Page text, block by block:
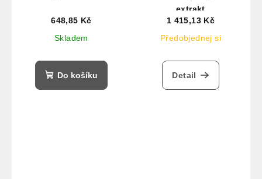
648,85 Kč
Skladem
Do košíku
extrakt
1 415,13 Kč
Předobjednej si
Detail